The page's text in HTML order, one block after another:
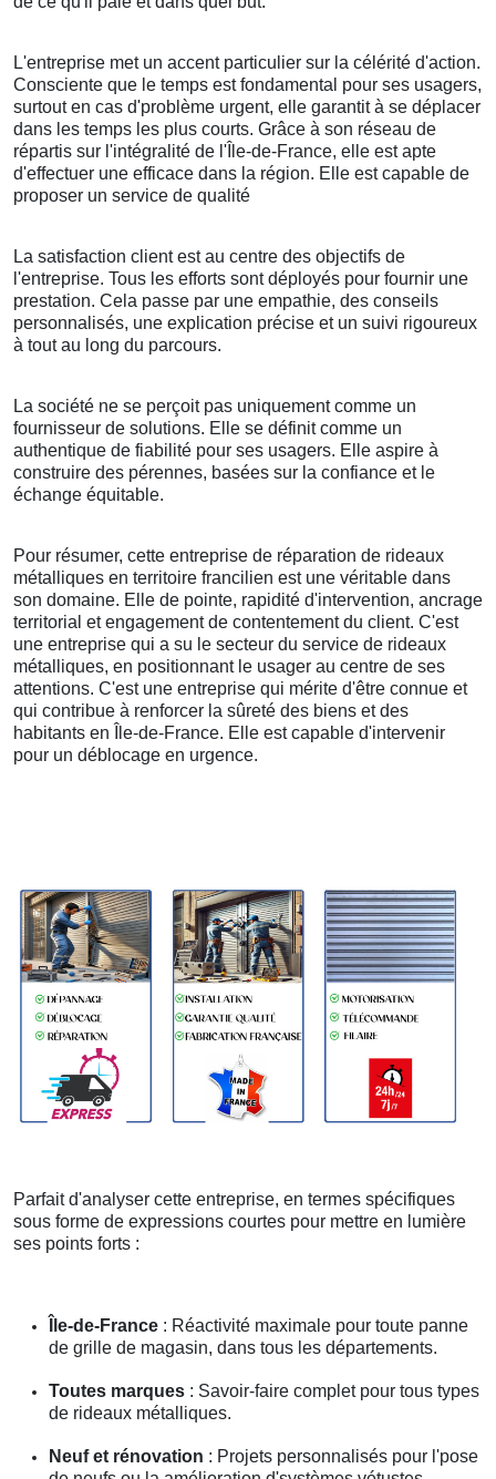
L'entreprise met un accent particulier sur la célérité d'action.
Consciente que le temps est fondamental pour ses usagers,
surtout en cas d'problème urgent, elle garantit à se déplacer
dans les temps les plus courts. Grâce à son réseau de
répartis sur l'intégralité de l'Île-de-France, elle est apte
d'effectuer une efficace dans la région. Elle est capable de
proposer un service de qualité
La satisfaction client est au centre des objectifs de
l'entreprise. Tous les efforts sont déployés pour fournir une
prestation. Cela passe par une empathie, des conseils
personnalisés, une explication précise et un suivi rigoureux
à tout au long du parcours.
La société ne se perçoit pas uniquement comme un
fournisseur de solutions. Elle se définit comme un
authentique de fiabilité pour ses usagers. Elle aspire à
construire des pérennes, basées sur la confiance et le
échange équitable.
Pour résumer, cette entreprise de réparation de rideaux
métalliques en territoire francilien est une véritable dans
son domaine. Elle de pointe, rapidité d'intervention, ancrage
territorial et engagement de contentement du client. C'est
une entreprise qui a su le secteur du service de rideaux
métalliques, en positionnant le usager au centre de ses
attentions. C'est une entreprise qui mérite d'être connue et
qui contribue à renforcer la sûreté des biens et des
habitants en Île-de-France. Elle est capable d'intervenir
pour un déblocage en urgence.
Parfait d'analyser cette entreprise, en termes spécifiques
sous forme de expressions courtes pour mettre en lumière
ses points forts :
Île-de-France : Réactivité maximale pour toute panne
de grille de magasin, dans tous les départements.
Toutes marques : Savoir-faire complet pour tous types
de rideaux métalliques.
Neuf et rénovation : Projets personnalisés pour l'pose